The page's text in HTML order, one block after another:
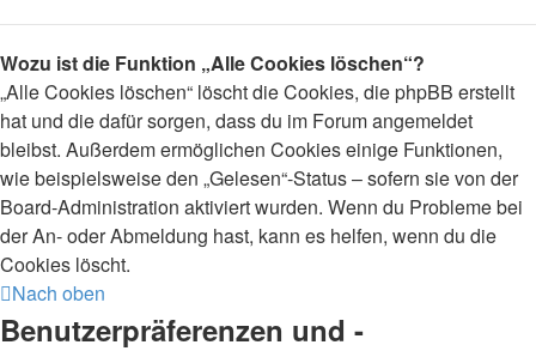
Wozu ist die Funktion „Alle Cookies löschen“?
„Alle Cookies löschen“ löscht die Cookies, die phpBB erstellt
hat und die dafür sorgen, dass du im Forum angemeldet
bleibst. Außerdem ermöglichen Cookies einige Funktionen,
wie beispielsweise den „Gelesen“-Status – sofern sie von der
Board-Administration aktiviert wurden. Wenn du Probleme bei
der An- oder Abmeldung hast, kann es helfen, wenn du die
Cookies löscht.
Nach oben
Benutzerpräferenzen und -